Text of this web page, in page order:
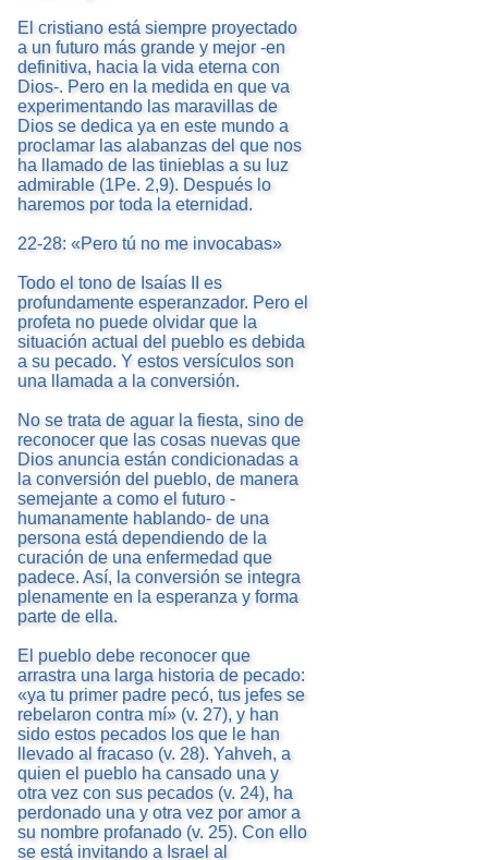
El cristiano está siempre proyectado
a un futuro más grande y mejor -en
definitiva, hacia la vida eterna con
Dios-. Pero en la medida en que va
experimentando las maravillas de
Dios se dedica ya en este mundo a
proclamar las alabanzas del que nos
ha llamado de las tinieblas a su luz
admirable (1Pe. 2,9). Después lo
haremos por toda la eternidad.
22-28: «Pero tú no me invocabas»
Todo el tono de Isaías II es
profundamente esperanzador. Pero el
profeta no puede olvidar que la
situación actual del pueblo es debida
a su pecado. Y estos versículos son
una llamada a la conversión.
No se trata de aguar la fiesta, sino de
reconocer que las cosas nuevas que
Dios anuncia están condicionadas a
la conversión del pueblo, de manera
semejante a como el futuro -
humanamente hablando- de una
persona está dependiendo de la
curación de una enfermedad que
padece. Así, la conversión se integra
plenamente en la esperanza y forma
parte de ella.
El pueblo debe reconocer que
arrastra una larga historia de pecado:
«ya tu primer padre pecó, tus jefes se
rebelaron contra mí» (v. 27), y han
sido estos pecados los que le han
llevado al fracaso (v. 28). Yahveh, a
quien el pueblo ha cansado una y
otra vez con sus pecados (v. 24), ha
perdonado una y otra vez por amor a
su nombre profanado (v. 25). Con ello
se está invitando a Israel al